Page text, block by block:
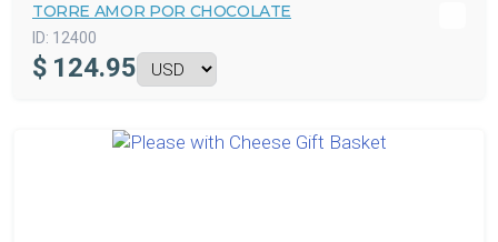
TORRE AMOR POR CHOCOLATE
ID: 12400
$ 124.95